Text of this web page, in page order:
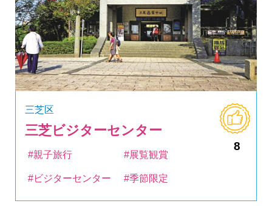
三芝区
三芝ビジターセンター
8
#親子旅行 #展覧観賞
#ビジターセンター #季節限定